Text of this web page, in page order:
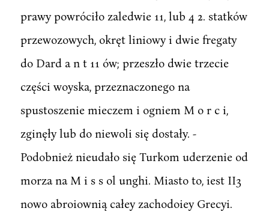
prawy powróciło zaledwie 11, lub 4 2. statków
przewozowych, okręt liniowy i dwie fregaty
do Dard a n t 11 ów; przeszło dwie trzecie
części woyska, przeznaczonego na
spustoszenie mieczem i ogniem M o r c i,
zginęły lub do niewoli się dostały. -
Podobnież nieudało się Turkom uderzenie od
morza na M i s s ol unghi. Miasto to, iest II3
nowo abroiownią całey zachodoiey Grecyi.